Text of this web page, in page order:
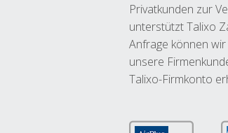
Privatkunden zur
unterstützt Talixo
Anfrage können
unsere
Talixo-Firmkonto